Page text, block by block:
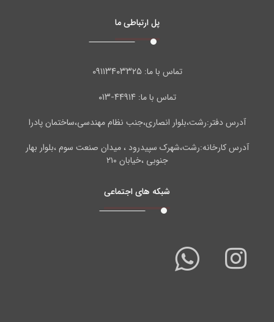
پل ارتباطی ما
تماس با ما:۰۹۱۱۳۴۰۳۳۲۵
تماس با ما: ۴۴۹۱۴-۰۱۳
آدرس دفتر:رشت،بلوار انصاری،جنب نظام مهندسی،ساختمان پادرا
آدرس کارخانه:رشت،شهرک سپیدرود ، میدان صنعت سوم ،بلوار بهار
جنوبی ،خیابان ۲۱۰
شبکه های اجتماعی